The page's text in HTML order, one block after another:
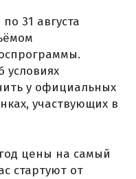
31 августа
у официальных
участвующих в
цены на самый
стартуют от